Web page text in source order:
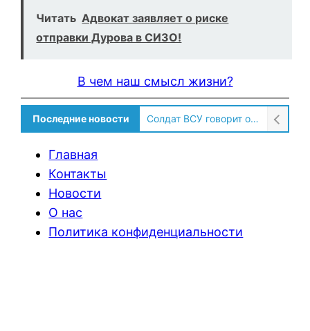
Читать Адвокат заявляет о риске
отправки Дурова в СИЗО!
В чем наш смысл жизни?
Последние новости Солдат ВСУ говорит о том, чтобы продавали топливо для ремонта техники в Угледаре
Главная
Контакты
Новости
О нас
Политика конфиденциальности